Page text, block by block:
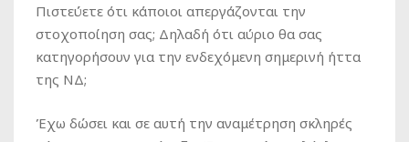
Πιστεύετε ότι κάποιοι απεργάζονται την
στοχοποίηση σας; Δηλαδή ότι αύριο θα σας
κατηγορήσουν για την ενδεχόμενη σημερινή ήττα
της ΝΔ;
Έχω δώσει και σε αυτή την αναμέτρηση σκληρές